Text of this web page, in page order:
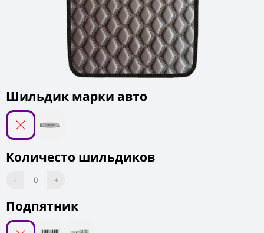
Подпятник
Шильдик марки авто
Количесто шильдиков
- 0 +